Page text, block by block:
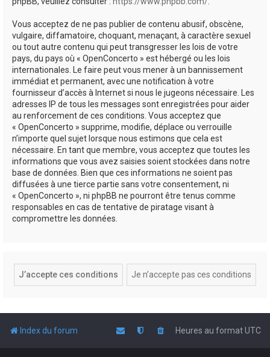
Vous acceptez de ne pas publier de contenu abusif, obscène,
vulgaire, diffamatoire, choquant, menaçant, à caractère sexuel
ou tout autre contenu qui peut transgresser les lois de votre
pays, du pays où « OpenConcerto » est hébergé ou les lois
internationales. Le faire peut vous mener à un bannissement
immédiat et permanent, avec une notification à votre
fournisseur d’accès à Internet si nous le jugeons nécessaire. Les
adresses IP de tous les messages sont enregistrées pour aider
au renforcement de ces conditions. Vous acceptez que
« OpenConcerto » supprime, modifie, déplace ou verrouille
n’importe quel sujet lorsque nous estimons que cela est
nécessaire. En tant que membre, vous acceptez que toutes les
informations que vous avez saisies soient stockées dans notre
base de données. Bien que ces informations ne soient pas
diffusées à une tierce partie sans votre consentement, ni
« OpenConcerto », ni phpBB ne pourront être tenus comme
responsables en cas de tentative de piratage visant à
compromettre les données.
Index du forum Heures au formatUTC